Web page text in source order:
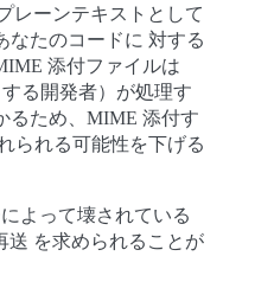
レーンテキストとして
なたのコードに 対する
添付ファイルは
る開発者）が処理す
るため、MIME 添付す
られる可能性を下げる
よって壊されている
送 を求められることが